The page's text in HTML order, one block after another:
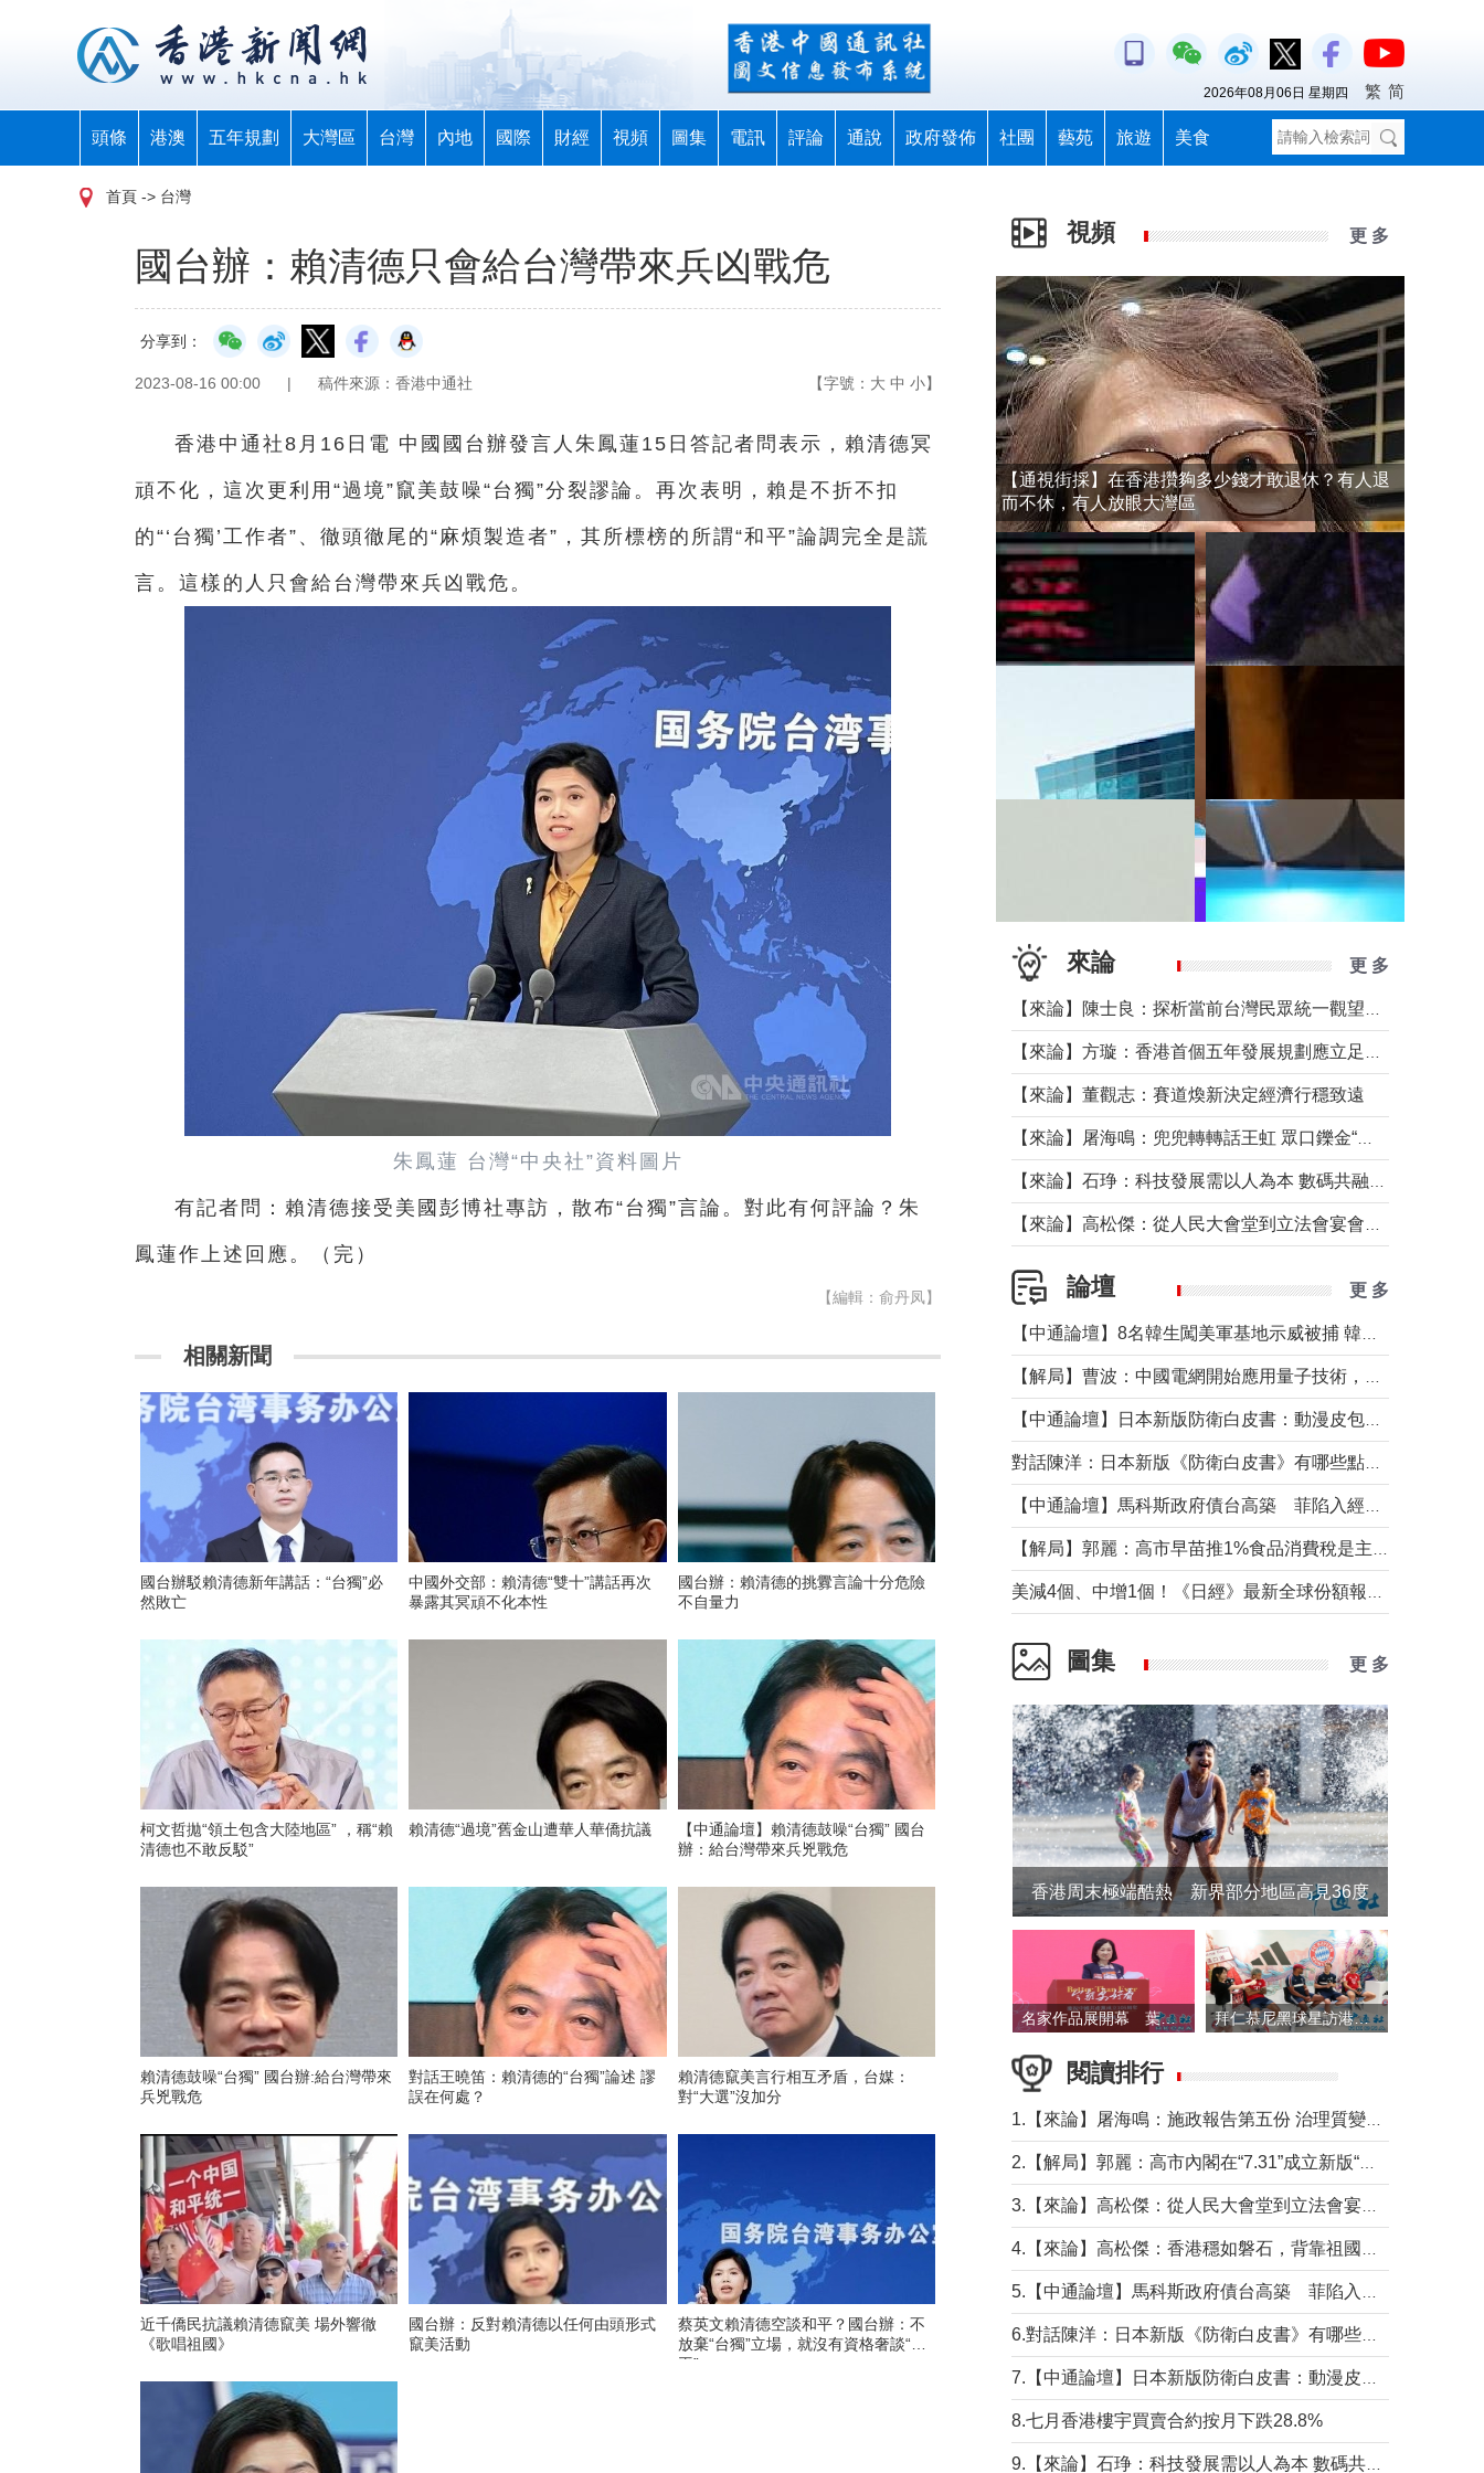
頭條 港澳 五年規劃 大灣區 台灣 內地 國際 財經 視頻 圖集 電訊 評論 通說 政府發佈 社團 藝苑 旅遊 美食
2026年08月06日 星期四 繁 简
首頁 -> 台灣
國台辦：賴清德只會給台灣帶來兵凶戰危
分享到：
2023-08-16 00:00 | 稿件來源：香港中通社 【字號： 大 中 小】
香港中通社8月16日電 中國國台辦發言人朱鳳蓮15日答記者問表示，賴清德冥
頑不化，這次更利用“過境”竄美鼓噪“台獨”分裂謬論。再次表明，賴是不折不扣
的“‘台獨’工作者”、徹頭徹尾的“麻煩製造者”，其所標榜的所謂“和平”論調完全是謊
言。這樣的人只會給台灣帶來兵凶戰危。
朱鳳蓮 台灣“中央社”資料圖片
有記者問：賴清德接受美國彭博社專訪，散布“台獨”言論。對此有何評論？朱
鳳蓮作上述回應。（完）
【編輯：俞丹凤】
相關新聞
國台辦駁賴清德新年講話：“台獨”必
然敗亡
中國外交部：賴清德“雙十”講話再次
暴露其冥頑不化本性
國台辦：賴清德的挑釁言論十分危險
不自量力
柯文哲拋“領土包含大陸地區” ，稱“賴
清德也不敢反駁”
賴清德“過境”舊金山遭華人華僑抗議
【中通論壇】賴清德鼓噪“台獨” 國台
辦：給台灣帶來兵兇戰危
賴清德鼓噪“台獨” 國台辦:給台灣帶來
兵兇戰危
對話王曉笛：賴清德的“台獨”論述 謬
誤在何處？
賴清德竄美言行相互矛盾，台媒：
對“大選”沒加分
近千僑民抗議賴清德竄美 場外響徹
《歌唱祖國》
國台辦：反對賴清德以任何由頭形式
竄美活動
蔡英文賴清德空談和平？國台辦：不
放棄“台獨”立場，就沒有資格奢談“和
平”
視頻 更 多
【通視街採】在香港攢夠多少錢才敢退休？有人退
而不休，有人放眼大灣區
來論 更 多
【來論】董觀志：賽道煥新決定經濟行穩致遠
論壇 更 多
圖集 更 多
香港周末極端酷熱 新界部分地區高見36度
名家作品展開幕 葉劉淑儀出席並致辭 拜仁慕尼黑球星訪港 與球迷近距離互動
閱讀排行
8.七月香港樓宇買賣合約按月下跌28.8%